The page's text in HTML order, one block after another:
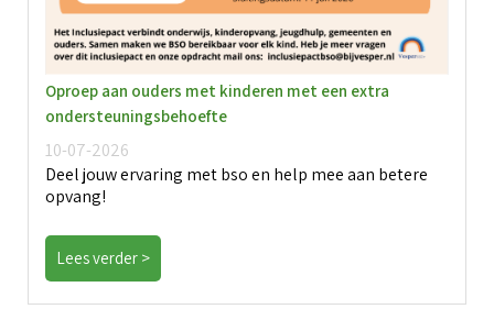
Oproep aan ouders met kinderen met een extra
ondersteuningsbehoefte
10-07-2026
Deel jouw ervaring met bso en help mee aan betere
opvang!
Lees verder >